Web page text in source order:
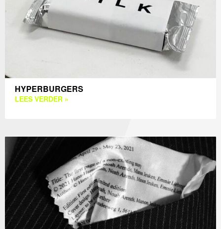
HYPERBURGERS
LEES VERDER »